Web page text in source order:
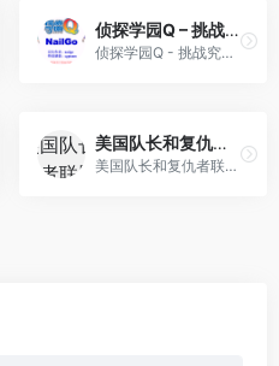
侦探学园Q – 挑战究极诡计![CGP](简)(JP)(128Mb)
侦探学园Q - 挑战究极诡计![CGP](简)(JP)(128Mb)
美国队长和复仇者联盟(v20220506)(简)[LSP](US)[ACT](3Mb)
美国队长和复仇者联盟(v20220506)(简)[LSP](US)[ACT](3Mb)